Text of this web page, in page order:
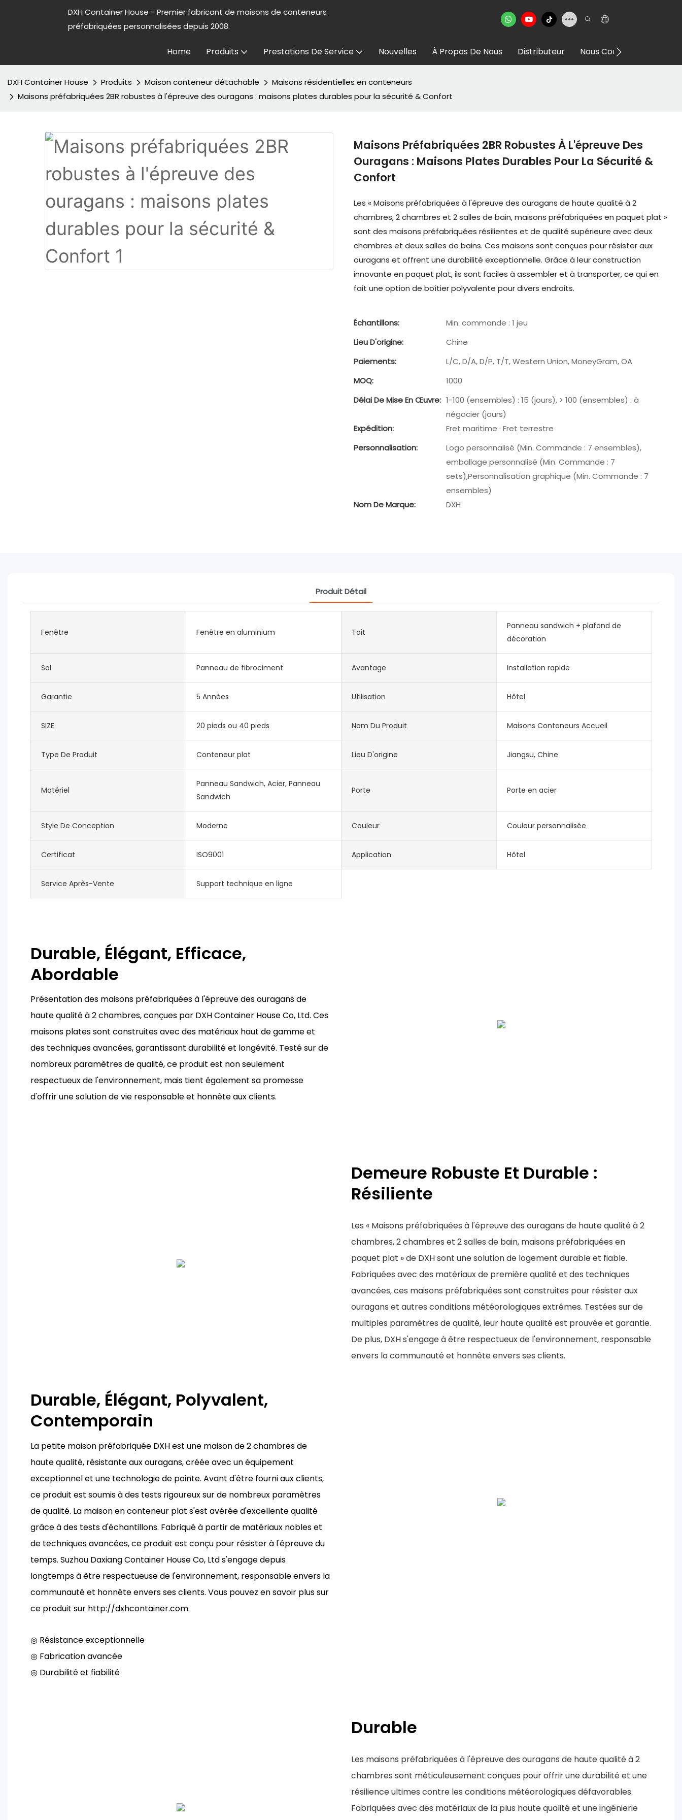
DXH Container House - Premier fabricant de maisons de conteneurs
préfabriquées personnalisées depuis 2008.
Home Produits Prestations De Service Nouvelles À Propos De Nous Distributeur Nous Contacter
DXH Container House Produits Maison conteneur détachable
Maisons résidentielles en conteneurs
Maisons préfabriquées 2BR robustes à l'épreuve des ouragans : maisons plates durables pour la sécurité & Confort
Maisons Préfabriquées 2BR Robustes À L'épreuve Des
Ouragans : Maisons Plates Durables Pour La Sécurité &
Confort
Les « Maisons préfabriquées à l'épreuve des ouragans de haute qualité à 2
chambres, 2 chambres et 2 salles de bain, maisons préfabriquées en paquet plat »
sont des maisons préfabriquées résilientes et de qualité supérieure avec deux
chambres et deux salles de bains. Ces maisons sont conçues pour résister aux
ouragans et offrent une durabilité exceptionnelle. Grâce à leur construction
innovante en paquet plat, ils sont faciles à assembler et à transporter, ce qui en
fait une option de boîtier polyvalente pour divers endroits.
Échantillons:
Min. commande : 1 jeu
Lieu D'origine:
Chine
Paiements:
L/C, D/A, D/P, T/T, Western Union, MoneyGram, OA
MOQ:
1000
Délai De Mise En Œuvre: 1-100 (ensembles) : 15 (jours), > 100 (ensembles) : à
négocier (jours)
Expédition:
Fret maritime · Fret terrestre
Personnalisation:
Logo personnalisé (Min. Commande : 7 ensembles),
emballage personnalisé (Min. Commande : 7
sets),Personnalisation graphique (Min. Commande : 7
ensembles)
Nom De Marque:
DXH
Produit Détail
Fenêtre Fenêtre en aluminium Toit
Panneau sandwich + plafond de
décoration
Sol Panneau de fibrociment Avantage Installation rapide
Garantie 5 Années Utilisation Hôtel
SIZE 20 pieds ou 40 pieds Nom Du Produit Maisons Conteneurs Accueil
Type De Produit Conteneur plat Lieu D'origine Jiangsu, Chine
Matériel
Panneau Sandwich, Acier, Panneau
Sandwich
Porte Porte en acier
Style De Conception Moderne Couleur Couleur personnalisée
Certificat ISO9001 Application Hôtel
Service Après-Vente Support technique en ligne
Durable, Élégant, Efficace,
Abordable
Présentation des maisons préfabriquées à l'épreuve des ouragans de
haute qualité à 2 chambres, conçues par DXH Container House Co, Ltd. Ces
maisons plates sont construites avec des matériaux haut de gamme et
des techniques avancées, garantissant durabilité et longévité. Testé sur de
nombreux paramètres de qualité, ce produit est non seulement
respectueux de l'environnement, mais tient également sa promesse
d'offrir une solution de vie responsable et honnête aux clients.
Demeure Robuste Et Durable :
Résiliente
Les « Maisons préfabriquées à l'épreuve des ouragans de haute qualité à 2
chambres, 2 chambres et 2 salles de bain, maisons préfabriquées en
paquet plat » de DXH sont une solution de logement durable et fiable.
Fabriquées avec des matériaux de première qualité et des techniques
avancées, ces maisons préfabriquées sont construites pour résister aux
ouragans et autres conditions météorologiques extrêmes. Testées sur de
multiples paramètres de qualité, leur haute qualité est prouvée et garantie.
De plus, DXH s'engage à être respectueux de l'environnement, responsable
envers la communauté et honnête envers ses clients.
Durable, Élégant, Polyvalent,
Contemporain
La petite maison préfabriquée DXH est une maison de 2 chambres de
haute qualité, résistante aux ouragans, créée avec un équipement
exceptionnel et une technologie de pointe. Avant d'être fourni aux clients,
ce produit est soumis à des tests rigoureux sur de nombreux paramètres
de qualité. La maison en conteneur plat s'est avérée d'excellente qualité
grâce à des tests d'échantillons. Fabriqué à partir de matériaux nobles et
de techniques avancées, ce produit est conçu pour résister à l'épreuve du
temps. Suzhou Daxiang Container House Co, Ltd s'engage depuis
longtemps à être respectueuse de l'environnement, responsable envers la
communauté et honnête envers ses clients. Vous pouvez en savoir plus sur
ce produit sur http://dxhcontainer.com.
◎ Résistance exceptionnelle
◎ Fabrication avancée
◎ Durabilité et fiabilité
Durable
Les maisons préfabriquées à l'épreuve des ouragans de haute qualité à 2
chambres sont méticuleusement conçues pour offrir une durabilité et une
résilience ultimes contre les conditions météorologiques défavorables.
Fabriquées avec des matériaux de la plus haute qualité et une ingénierie